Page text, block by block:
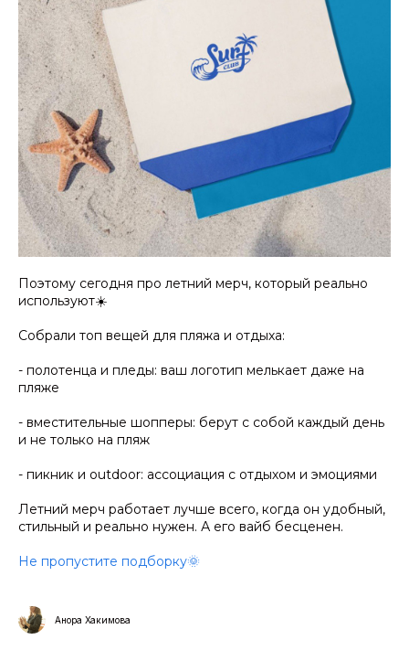
Поэтому сегодня про летний мерч, который реально
используют☀️
Собрали топ вещей для пляжа и отдыха:
- полотенца и пледы: ваш логотип мелькает даже на
пляже
- вместительные шопперы: берут с собой каждый день
и не только на пляж
- пикник и outdoor: ассоциация с отдыхом и эмоциями
Летний мерч работает лучше всего, когда он удобный,
стильный и реально нужен. А его вайб бесценен.
Не пропустите подборку🌞
Анора Хакимова